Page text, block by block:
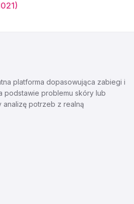
)
platforma dopasowująca zabiegi i
podstawie problemu skóry lub
analizę potrzeb z realną